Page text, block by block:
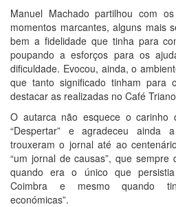
Manuel Machado partilhou com
momentos marcantes, alguns mais
bem a fidelidade que tinha para
poupando a esforços para os
dificuldade. Evocou, ainda, o
que tanto significado tinham para
destacar as realizadas no Café
O autarca não esquece o carinho
“Despertar” e agradeceu ainda
trouxeram o jornal até ao
“um jornal de causas”, que sempre
quando era o único que
Coimbra e mesmo quando
económicas”.